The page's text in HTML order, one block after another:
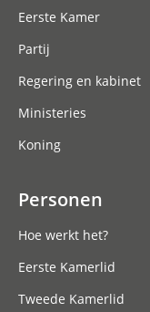
Eerste Kamer
Partij
Regering en kabinet
Ministeries
Koning
Personen
Hoe werkt het?
Eerste Kamerlid
Tweede Kamerlid